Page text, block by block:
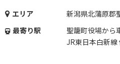
エリア
新潟県北蒲原郡
最寄り駅
聖籠町役場から
JR東日本白新線